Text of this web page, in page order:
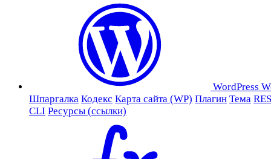
WordPress
Шпаргалка Кодекс Карта сайта (WP) Плагин Тема
CLI Ресурсы (ссылки)